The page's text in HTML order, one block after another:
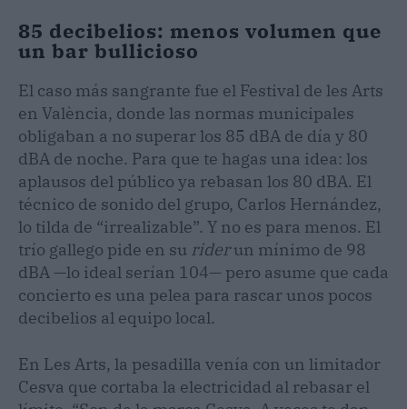
85 decibelios: menos volumen que
un bar bullicioso
El caso más sangrante fue el Festival de les Arts
en València, donde las normas municipales
obligaban a no superar los 85 dBA de día y 80
dBA de noche. Para que te hagas una idea: los
aplausos del público ya rebasan los 80 dBA. El
técnico de sonido del grupo, Carlos Hernández,
lo tilda de “irrealizable”. Y no es para menos. El
trío gallego pide en su riderun mínimo de 98
dBA —lo ideal serían 104— pero asume que cada
concierto es una pelea para rascar unos pocos
decibelios al equipo local.
En Les Arts, la pesadilla venía con un limitador
Cesva que cortaba la electricidad al rebasar el